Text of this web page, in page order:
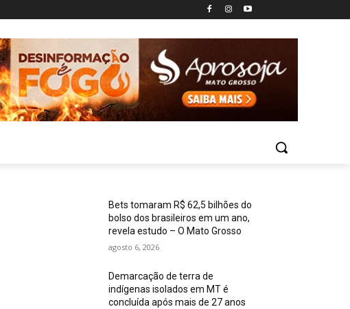
Bets tomaram R$ 62,5 bilhões do
bolso dos brasileiros em um ano,
revela estudo – O Mato Grosso
agosto 6, 2026
Demarcação de terra de
indígenas isolados em MT é
concluída após mais de 27 anos